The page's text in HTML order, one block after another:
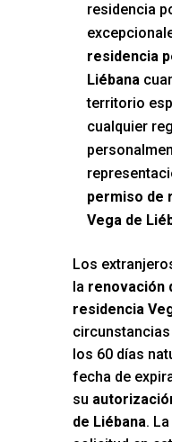
residencia
residencia
Liébana
territorio
cualquier
permiso de
Vega de
Los
la renovación
residencia
los 60 días
fecha de
su
de Liébana.